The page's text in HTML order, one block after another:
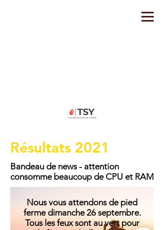
Résultats 2021
Bandeau de news - attention
consomme beaucoup de CPU et RAM
Nous vous attendons de pied
ferme dimanche 26 septembre.
Tous les feux sont au vert pour